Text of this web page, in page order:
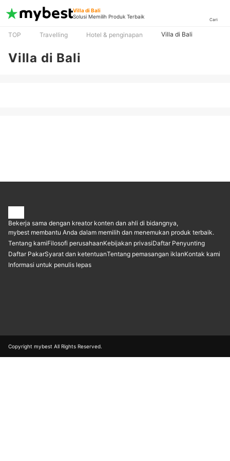
Villa di Bali
Solusi Memilih Produk Terbaik
Cari
TOP Travelling Hotel & penginapan Villa di Bali
Villa di Bali
Bekerja sama dengan kreator konten dan ahli di bidangnya,
mybest membantu Anda dalam memilih dan menemukan produk terbaik.
Tentang kamiFilosofi perusahaanKebijakan privasiDaftar Penyunting
Daftar PakarSyarat dan ketentuanTentang pemasangan iklanKontak kami
Informasi untuk penulis lepas
Copyright mybest All Rights Reserved.